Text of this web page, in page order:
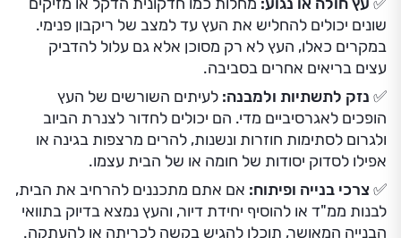
שונים יכולים להחליש את העץ עד למצב של ריקבון פנימי.
במקרים כאלו, העץ לא רק מסוכן אלא גם עלול להדביק
עצים בריאים אחרים בסביבה.
✅ נזק לתשתיות ולמבנה: לעיתים השורשים של העץ
הופכים לאגרסיביים מדי. הם יכולים לחדור לצנרת הביוב
ולגרום לסתימות חוזרות ונשנות, להרים מרצפות בגינה או
אפילו לסדוק יסודות של חומה או של הבית עצמו.
✅ צרכי בנייה ופיתוח: אם אתם מתכננים להרחיב את הבית,
לבנות ממ"ד או להוסיף יחידת דיור, והעץ נמצא בדיוק בתוואי
הבנייה המאושר, תוכלו להגיש בקשה לכריתה או להעתקה.